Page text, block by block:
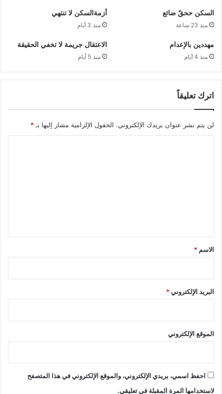
السكن ححقٌ ضائع
منذ 23 ساعة
أزمةالسكن لا تنتهي
منذ 3 أيام
مهددين بالإعدام
منذ 4 أيام
الاعتقال جريمة لا تخفي الحقيقة
منذ 5 أيام
اترك تعليقاً
لن يتم نشر عنوان بريدك الإلكتروني. الحقول الإلزامية مشار إليها بـ *
*
الاسم *
البريد الإلكتروني*
الموقع الإلكتروني
احفظ اسمي، بريدي الإلكتروني، والموقع الإلكتروني في هذا المتصفح
لاستخدامها المرة المقبلة في تعليقي.